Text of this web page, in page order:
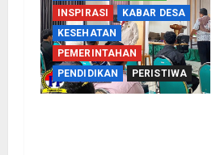
INSPIRASI
KABAR DESA
KESEHATAN
PEMERINTAHAN
PENDIDIKAN
PERISTIWA